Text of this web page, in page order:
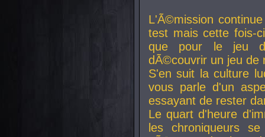
L'Ã©mission
test mais cette fois-
que pour le jeu
dÃ©couvrir un jeu de
S'en suit la culture
vous parle d'un
essayant de rester
Le quart d'heure
les chroniqueurs